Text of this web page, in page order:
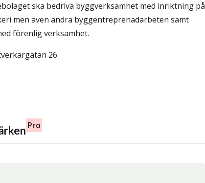
ska bedriva byggverksamhet med inriktning på
men även andra byggentreprenadarbeten samt
förenlig verksamhet.
26
Pro